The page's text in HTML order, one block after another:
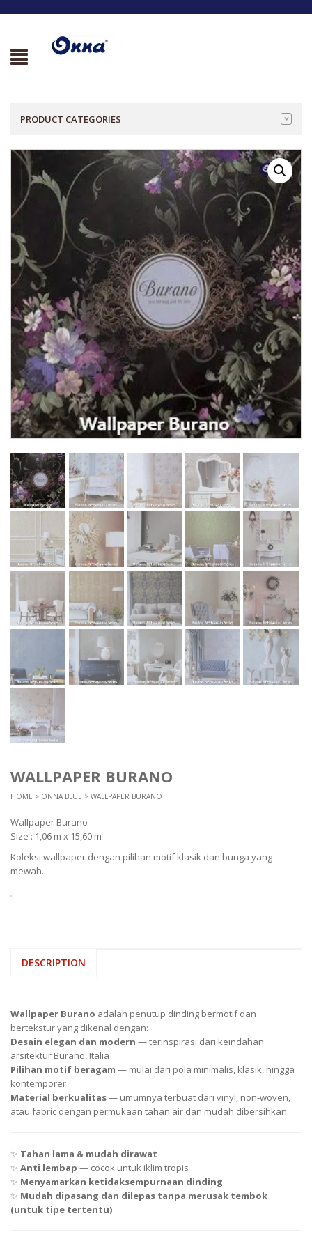
PRODUCT CATEGORIES
WALLPAPER BURANO
HOME > ONNA BLUE > WALLPAPER BURANO
Wallpaper Burano
Size : 1,06 m x 15,60 m
Koleksi wallpaper dengan pilihan motif klasik dan bunga yang
mewah.
DESCRIPTION
Wallpaper Burano adalah penutup dinding bermotif dan
bertekstur yang dikenal dengan:
Desain elegan dan modern — terinspirasi dari keindahan
arsitektur Burano, Italia
Pilihan motif beragam — mulai dari pola minimalis, klasik, hingga
kontemporer
Material berkualitas— umumnya terbuat dari vinyl, non-woven,
atau fabric dengan permukaan tahan air dan mudah dibersihkan
✨ Tahan lama & mudah dirawat
✨ Anti lembap — cocok untuk iklim tropis
✨ Menyamarkan ketidaksempurnaan dinding
✨ Mudah dipasang dan dilepas tanpa merusak tembok
(untuk tipe tertentu)